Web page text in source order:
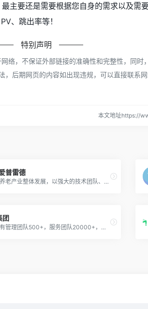
主要还是需要根据您自身的需求以及需
、跳出率等！
特别声明
络，不保证外部链接的准确性和完整性，同
后期网页的内容如出现违规，可以直接联系
本文地址https://
普雷德
致力于养老产业整体发展，以强大的技术团队、完善的运营体系、贴心的售后服务等为养老产业提供新型解决方案。
团
集团拥有管理团队500+，服务团队20000+，线下服务站点100+，累计服务500万+。集团拥有国家专利近30项、软件著作权近80项，并先后获得国家高新技术企业、天津市瞪羚企业、天津市专精特新中小企业等多项荣誉。